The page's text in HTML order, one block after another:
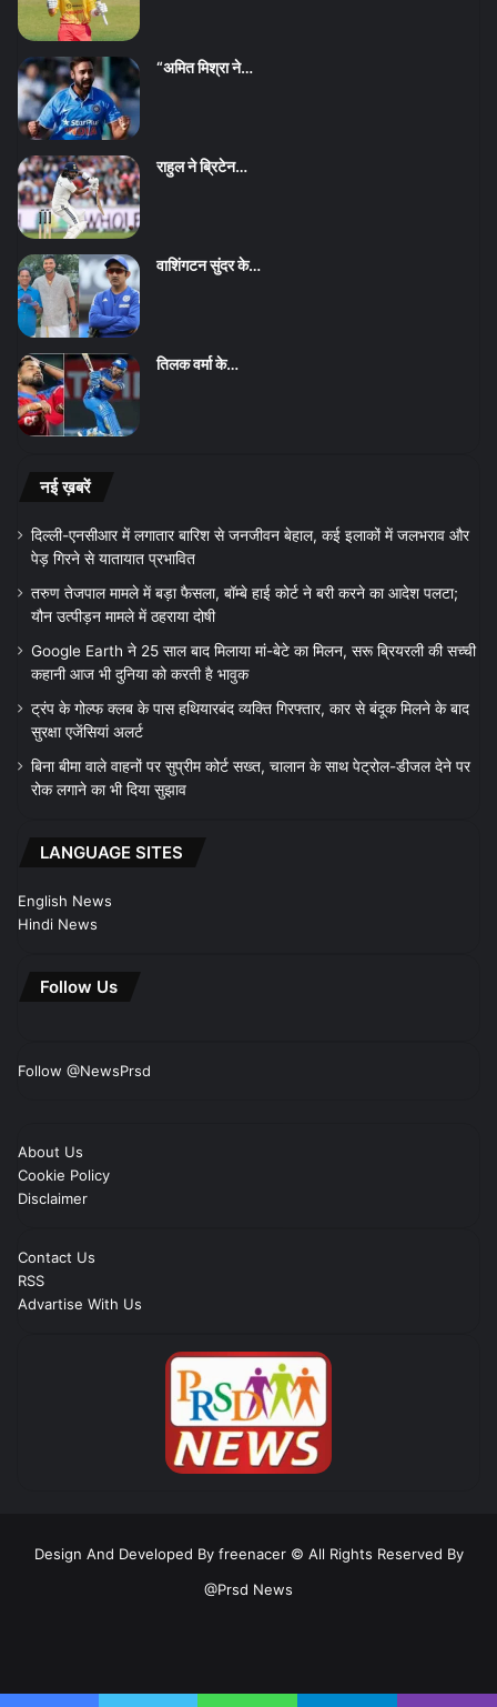
“अमित मिश्रा ने…
राहुल ने ब्रिटेन…
वाशिंगटन सुंदर के…
तिलक वर्मा के…
नई ख़बरें
दिल्ली-एनसीआर में लगातार बारिश से जनजीवन बेहाल, कई इलाकों में जलभराव और
पेड़ गिरने से यातायात प्रभावित
तरुण तेजपाल मामले में बड़ा फैसला, बॉम्बे हाई कोर्ट ने बरी करने का आदेश पलटा;
यौन उत्पीड़न मामले में ठहराया दोषी
Google Earth ने 25 साल बाद मिलाया मां-बेटे का मिलन, सरू ब्रियरली की सच्ची
कहानी आज भी दुनिया को करती है भावुक
ट्रंप के गोल्फ क्लब के पास हथियारबंद व्यक्ति गिरफ्तार, कार से बंदूक मिलने के बाद
सुरक्षा एजेंसियां अलर्ट
बिना बीमा वाले वाहनों पर सुप्रीम कोर्ट सख्त, चालान के साथ पेट्रोल-डीजल देने पर
रोक लगाने का भी दिया सुझाव
LANGUAGE SITES
English News
Hindi News
Follow Us
Follow @NewsPrsd
About Us
Cookie Policy
Disclaimer
Contact Us
RSS
Advartise With Us
Design And Developed By freenacer © All Rights Reserved By
@Prsd News